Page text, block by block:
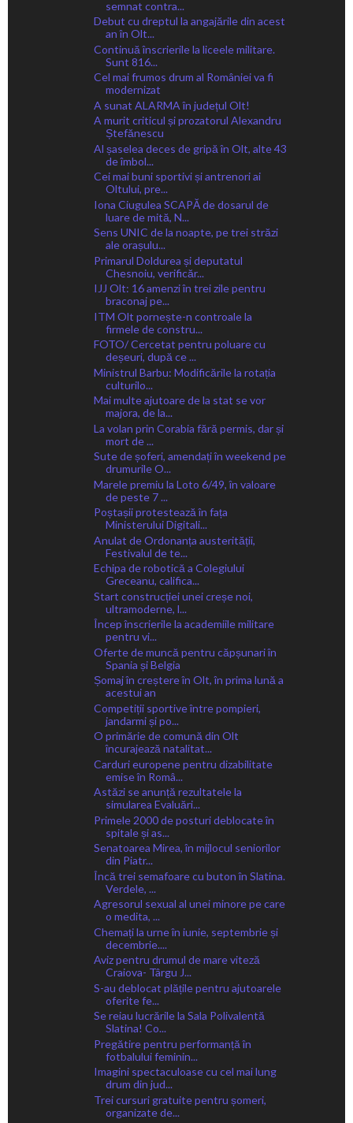
semnat contra...
Debut cu dreptul la angajările din acest
an în Olt...
Continuă înscrierile la liceele militare.
Sunt 816...
Cel mai frumos drum al României va fi
modernizat
A sunat ALARMA în județul Olt!
A murit criticul și prozatorul Alexandru
Ștefănescu
Al șaselea deces de gripă în Olt, alte 43
de îmbol...
Cei mai buni sportivi și antrenori ai
Oltului, pre...
Iona Ciugulea SCAPĂ de dosarul de
luare de mită, N...
Sens UNIC de la noapte, pe trei străzi
ale orașulu...
Primarul Doldurea și deputatul
Chesnoiu, verificăr...
IJJ Olt: 16 amenzi în trei zile pentru
braconaj pe...
ITM Olt pornește-n controale la
firmele de constru...
FOTO/ Cercetat pentru poluare cu
deșeuri, după ce ...
Ministrul Barbu: Modificările la rotația
culturilo...
Mai multe ajutoare de la stat se vor
majora, de la...
La volan prin Corabia fără permis, dar și
mort de ...
Sute de șoferi, amendați în weekend pe
drumurile O...
Marele premiu la Loto 6/49, în valoare
de peste 7 ...
Poștașii protestează în fața
Ministerului Digitali...
Anulat de Ordonanța austerității,
Festivalul de te...
Echipa de robotică a Colegiului
Greceanu, califica...
Start construcției unei creșe noi,
ultramoderne, l...
Încep înscrierile la academiile militare
pentru vi...
Oferte de muncă pentru căpșunari în
Spania și Belgia
Șomaj în creștere în Olt, în prima lună a
acestui an
Competiții sportive între pompieri,
jandarmi și po...
O primărie de comună din Olt
încurajează natalitat...
Carduri europene pentru dizabilitate
emise în Româ...
Astăzi se anunță rezultatele la
simularea Evaluări...
Primele 2000 de posturi deblocate în
spitale și as...
Senatoarea Mirea, în mijlocul seniorilor
din Piatr...
Încă trei semafoare cu buton în Slatina.
Verdele, ...
Agresorul sexual al unei minore pe care
o medita, ...
Chemați la urne în iunie, septembrie și
decembrie....
Aviz pentru drumul de mare viteză
Craiova- Târgu J...
S-au deblocat plățile pentru ajutoarele
oferite fe...
Se reiau lucrările la Sala Polivalentă
Slatina! Co...
Pregătire pentru performanță în
fotbalului feminin...
Imagini spectaculoase cu cel mai lung
drum din jud...
Trei cursuri gratuite pentru șomeri,
organizate de...